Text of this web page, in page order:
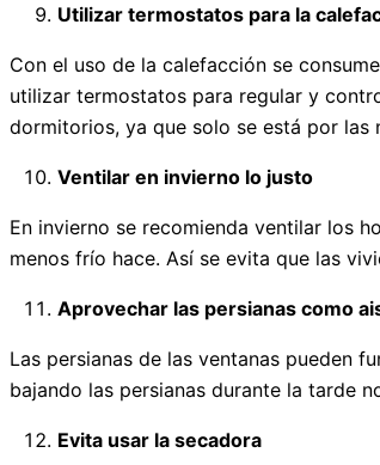
Utilizar termostatos para la
Con el uso de la calefacción se
utilizar termostatos para regular y
dormitorios, ya que solo se está por las
Ventilar en invierno lo justo
En invierno se recomienda ventilar los
menos frío hace. Así se evita que las
Aprovechar las persianas como
Las persianas de las ventanas pueden
bajando las persianas durante la tarde
Evita usar la secadora